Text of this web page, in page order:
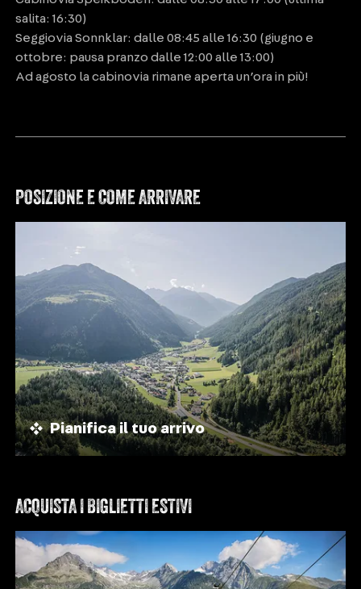
salita: 16:30)
Seggiovia Sonnklar: dalle 08:45 alle 16:30 (giugno e
ottobre: pausa pranzo dalle 12:00 alle 13:00)
Ad agosto la cabinovia rimane aperta un’ora in più!
POSIZIONE E COME ARRIVARE
Pianifica il tuo arrivo
ACQUISTA I BIGLIETTI ESTIVI